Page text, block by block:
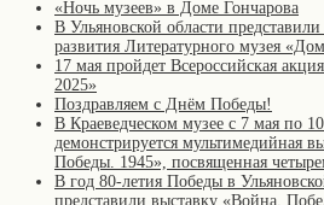
«Ночь музеев» в Доме Гончарова
В Ульяновской области
развития Литературного музея
17 мая пройдет Всероссийская
2025»
Поздравляем с Днём Победы!
В Краеведческом музее с 7 мая по
демонстрируется мультимедийная
Победы. 1945», посвященная
В год 80-летия Победы в
представили выставку «Война.